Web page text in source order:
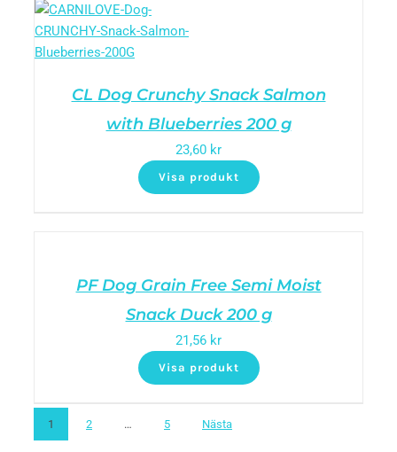
CL Dog Crunchy Snack Salmon
with Blueberries 200 g
23,60 kr
Visa produkt
PF Dog Grain Free Semi Moist
Snack Duck 200 g
21,56 kr
Visa produkt
1 2 … 5 Nästa